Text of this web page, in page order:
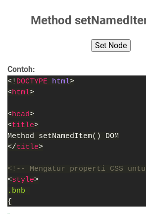
Method
Set Node
Contoh:
<! DOCTYPE html>
<html>
<head>
<title>
Method setNamedItem() DOM
</title>
<!-- Mengatur properti CSS
<style>
.bnb
{